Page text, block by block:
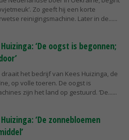
Zo geeft hij een korte
reinigingsmachine. Later in de...
‘De oogst is begonnen;
het bedrijf van Kees Huizinga, de
op volle toeren. De oogst is
zijn het land op gestuurd. ‘De...
‘De zonnebloemen